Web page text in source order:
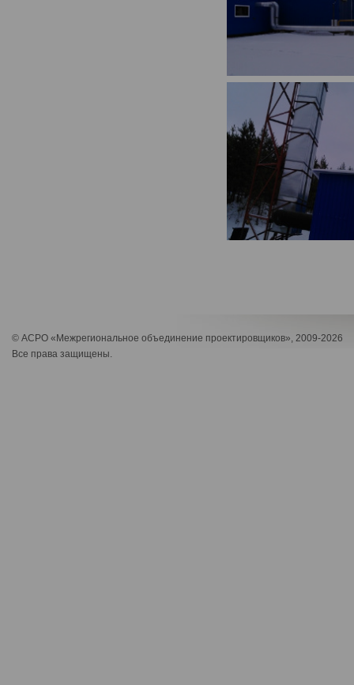
© АСРО «Межрегиональное объединение проектировщиков», 2009-2026
Все права защищены.